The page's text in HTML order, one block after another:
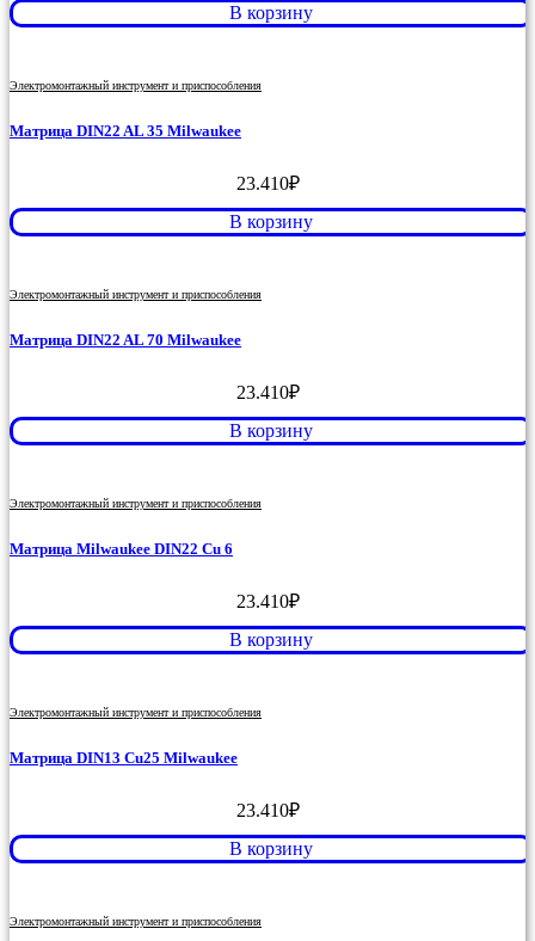
В корзину
Электромонтажный инструмент и приспособления
Матрица DIN22 AL 35 Milwaukee
23.410₽
В корзину
Электромонтажный инструмент и приспособления
Матрица DIN22 AL 70 Milwaukee
23.410₽
В корзину
Электромонтажный инструмент и приспособления
Матрица Milwaukee DIN22 Cu 6
23.410₽
В корзину
Электромонтажный инструмент и приспособления
Матрица DIN13 Cu25 Milwaukee
23.410₽
В корзину
Электромонтажный инструмент и приспособления